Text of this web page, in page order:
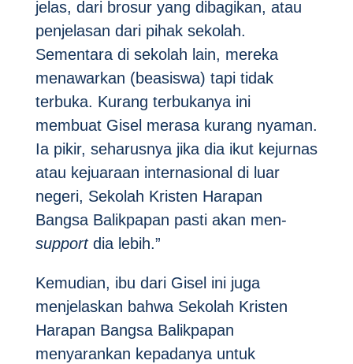
jelas, dari brosur yang dibagikan, atau
penjelasan dari pihak sekolah.
Sementara di sekolah lain, mereka
menawarkan (beasiswa) tapi tidak
terbuka. Kurang terbukanya ini
membuat Gisel merasa kurang nyaman.
Ia pikir, seharusnya jika dia ikut kejurnas
atau kejuaraan internasional di luar
negeri, Sekolah Kristen Harapan
Bangsa Balikpapan pasti akan men-
support dia lebih.”
Kemudian, ibu dari Gisel ini juga
menjelaskan bahwa Sekolah Kristen
Harapan Bangsa Balikpapan
menyarankan kepadanya untuk